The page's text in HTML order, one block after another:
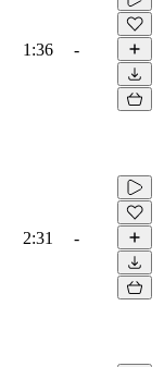
1:36 -
2:31 -